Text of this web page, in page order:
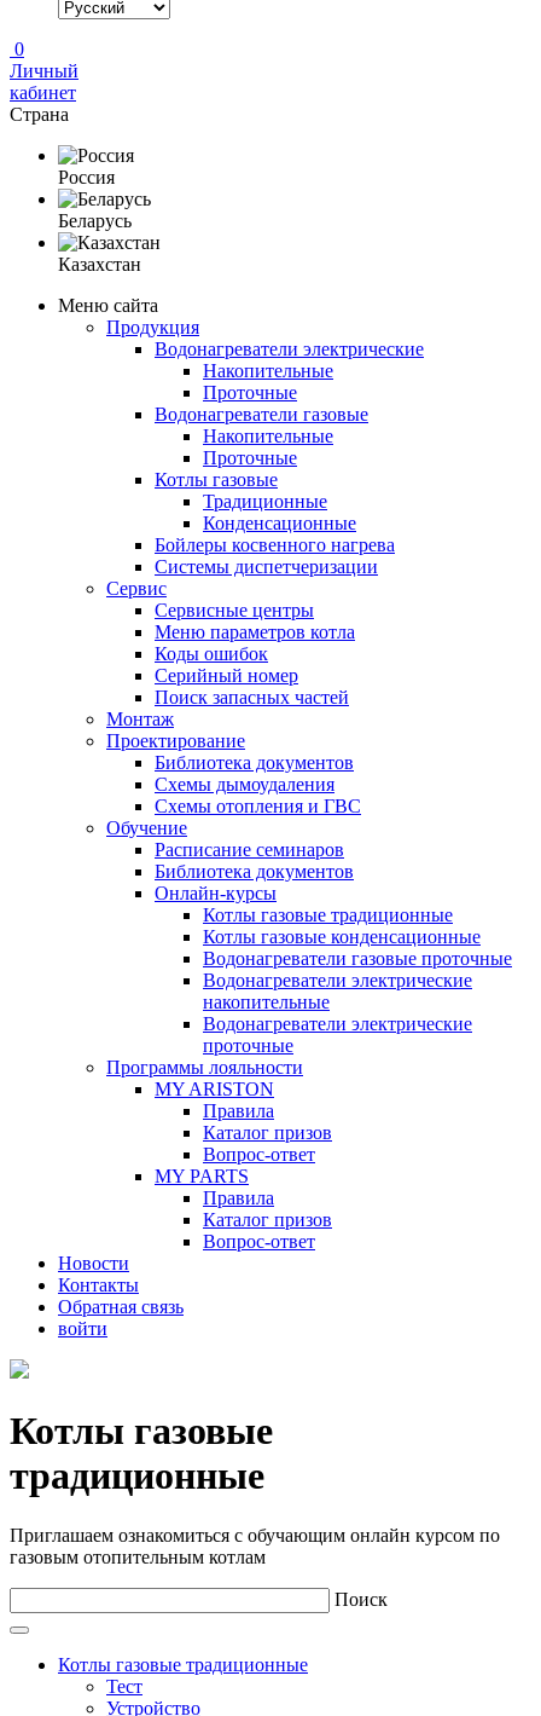
0
Личный
кабинет
Страна
Россия
Беларусь
Казахстан
Меню сайта
Продукция
Водонагреватели электрические
Накопительные
Проточные
Водонагреватели газовые
Накопительные
Проточные
Котлы газовые
Традиционные
Конденсационные
Бойлеры косвенного нагрева
Системы диспетчеризации
Сервис
Сервисные центры
Меню параметров котла
Коды ошибок
Серийный номер
Поиск запасных частей
Монтаж
Проектирование
Библиотека документов
Схемы дымоудаления
Схемы отопления и ГВС
Обучение
Расписание семинаров
Библиотека документов
Онлайн-курсы
Котлы газовые традиционные
Котлы газовые конденсационные
Водонагреватели газовые проточные
Водонагреватели электрические
накопительные
Водонагреватели электрические
проточные
Программы лояльности
MY ARISTON
Правила
Каталог призов
Вопрос-ответ
MY PARTS
Правила
Каталог призов
Вопрос-ответ
Новости
Контакты
Обратная связь
войти
Котлы газовые
традиционные
Приглашаем ознакомиться с обучающим онлайн курсом по
газовым отопительным котлам
Поиск
Котлы газовые традиционные
Тест
Устройство